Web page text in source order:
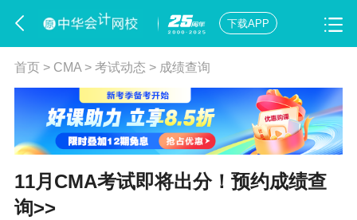
下载APP
首页> CMA> 考试动态 > 成绩查询
11月CMA考试即将出分！预约成绩查
询>>